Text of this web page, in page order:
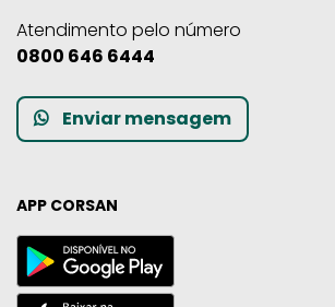
Atendimento pelo número
0800 646 6444
Enviar mensagem
APP CORSAN